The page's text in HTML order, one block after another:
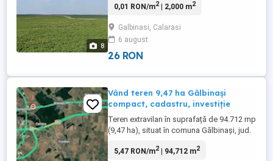
8
iar in prezent cu trifoi. Acesta se afla
Accesul la teren se face de pe Strada
Alexandru Cel Bun care este asfaltata si la
stanga ...
0,01 RON/m2| 2,000 m2
Galbinasi, Calarasi
6 august
26 RON
Vând teren 9,47 ha Gălbinași
compact, cadastru, investiție
Teren extravilan în suprafață de 94.712 mp
(9,47 ha), situat în comuna Gălbinași, jud.
cadastru Aproape de zona locuită
5,47 RON/m2| 94,712 m2